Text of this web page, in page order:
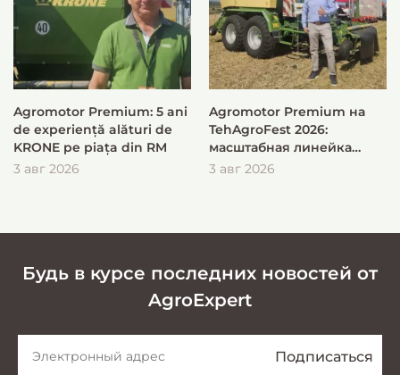
Agromotor Premium: 5 ani
de experiență alături de
KRONE pe piața din RM
3 авг 2026
Agromotor Premium на
TehAgroFest 2026:
масштабная линейка
KRONE для быстрой и
3 авг 2026
Будь в курсе последних новостей от
AgroExpert